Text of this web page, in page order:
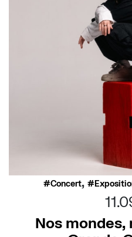
Concert,
Nos